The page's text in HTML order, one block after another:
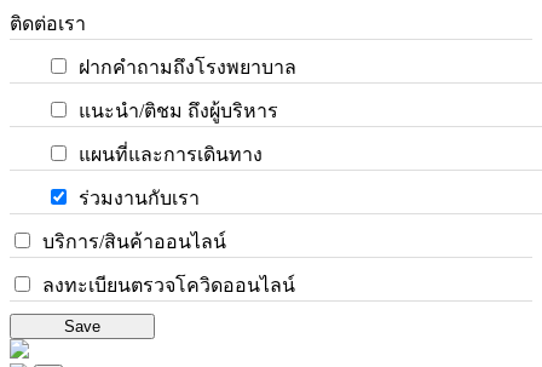
ติดต่อเรา
ฝากคำถามถึงโรงพยาบาล
แนะนำ/ติชม ถึงผู้บริหาร
แผนที่และการเดินทาง
ร่วมงานกับเรา
บริการ/สินค้าออนไลน์
ลงทะเบียนตรวจโควิดออนไลน์
Save